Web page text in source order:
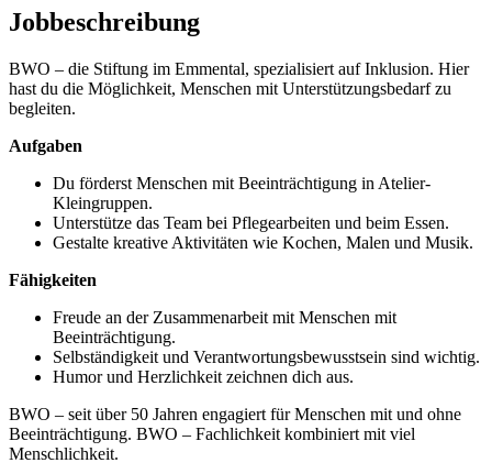
Jobbeschreibung
BWO – die Stiftung im Emmental, spezialisiert auf Inklusion. Hier
hast du die Möglichkeit, Menschen mit Unterstützungsbedarf zu
begleiten.
Aufgaben
Du förderst Menschen mit Beeinträchtigung in Atelier-
Kleingruppen.
Unterstütze das Team bei Pflegearbeiten und beim Essen.
Gestalte kreative Aktivitäten wie Kochen, Malen und Musik.
Fähigkeiten
Freude an der Zusammenarbeit mit Menschen mit
Beeinträchtigung.
Selbständigkeit und Verantwortungsbewusstsein sind wichtig.
Humor und Herzlichkeit zeichnen dich aus.
BWO – seit über 50 Jahren engagiert für Menschen mit und ohne
Beeinträchtigung. BWO – Fachlichkeit kombiniert mit viel
Menschlichkeit.